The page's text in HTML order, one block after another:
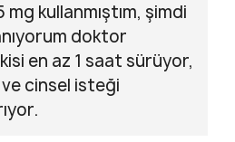
kullanmıştım, şimdi
doktor
en az 1 saat sürüyor,
cinsel isteği